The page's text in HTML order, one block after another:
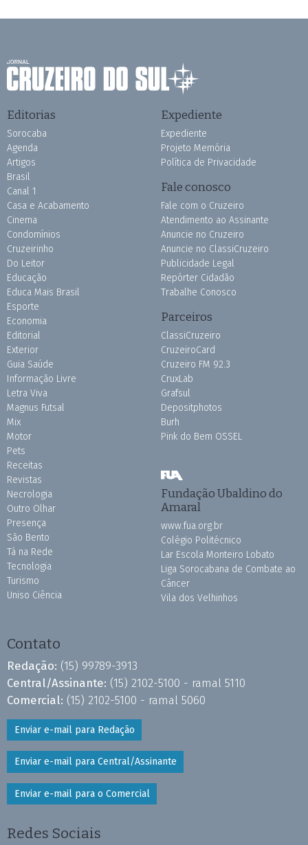
Editorias
Sorocaba
Agenda
Artigos
Brasil
Canal 1
Casa e Acabamento
Cinema
Condomínios
Cruzeirinho
Do Leitor
Educação
Educa Mais Brasil
Esporte
Economia
Editorial
Exterior
Guia Saúde
Informação Livre
Letra Viva
Magnus Futsal
Mix
Motor
Pets
Receitas
Revistas
Necrologia
Outro Olhar
Presença
São Bento
Tá na Rede
Tecnologia
Turismo
Uniso Ciência
Expediente
Expediente
Projeto Memória
Política de Privacidade
Fale conosco
Fale com o Cruzeiro
Atendimento ao Assinante
Anuncie no Cruzeiro
Anuncie no ClassiCruzeiro
Publicidade Legal
Repórter Cidadão
Trabalhe Conosco
Parceiros
ClassiCruzeiro
CruzeiroCard
Cruzeiro FM 92.3
CruxLab
Grafsul
Depositphotos
Burh
Pink do Bem OSSEL
Fundação Ubaldino do
Amaral
www.fua.org.br
Colégio Politécnico
Lar Escola Monteiro Lobato
Liga Sorocabana de Combate ao
Câncer
Vila dos Velhinhos
Contato
Redação: (15) 99789-3913
Central/Assinante: (15) 2102-5100 - ramal 5110
Comercial: (15) 2102-5100 - ramal 5060
Enviar e-mail para Redação
Enviar e-mail para Central/Assinante
Enviar e-mail para o Comercial
Redes Sociais